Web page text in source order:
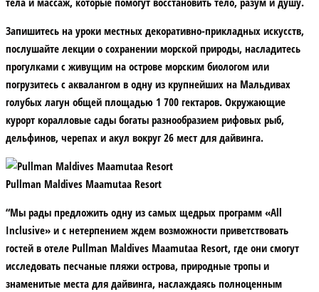
Запишитесь на уроки местных декоративно-прикладных искусств,
послушайте лекции о сохранении морской природы, насладитесь
прогулками с живущим на острове морским биологом или
погрузитесь с аквалангом в одну из крупнейших на Мальдивах
голубых лагун общей площадью 1 700 гектаров. Окружающие
курорт коралловые сады богаты разнообразием рифовых рыб,
дельфинов, черепах и акул вокруг 26 мест для дайвинга.
Pullman Maldives Maamutaa Resort
“Мы рады предложить одну из самых щедрых программ «All
Inclusive» и с нетерпением ждем возможности приветствовать
гостей в отеле Pullman Maldives Maamutaa Resort, где они смогут
исследовать песчаные пляжи острова, природные тропы и
знаменитые места для дайвинга, наслаждаясь полноценным